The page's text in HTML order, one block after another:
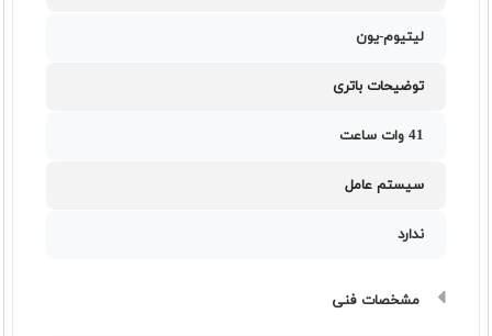
لیتیوم-یون
توضیحات باتری
41 وات ساعت
سیستم عامل
ندارد
مشخصات فنی